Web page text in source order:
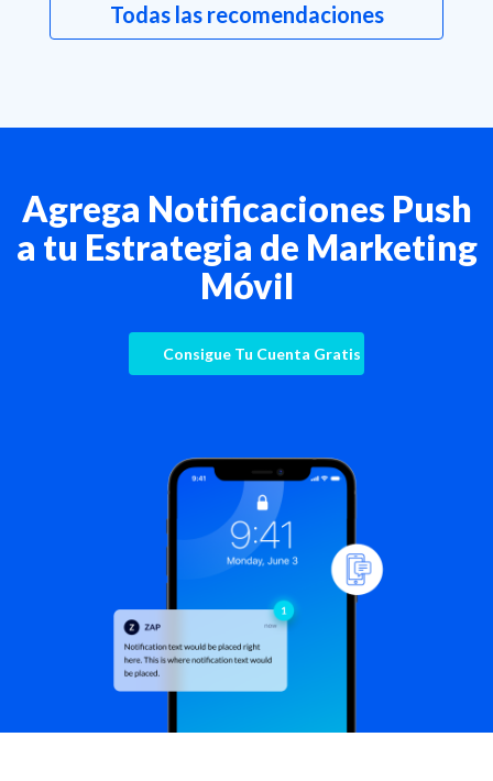
Todas las recomendaciones
Agrega Notificaciones Push
a tu Estrategia de Marketing
Móvil
Consigue Tu Cuenta Gratis